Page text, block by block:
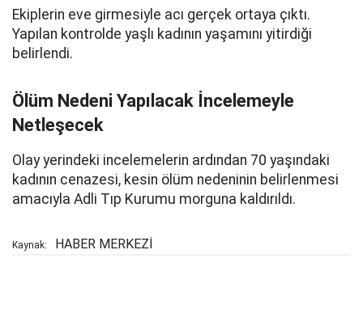
Ekiplerin eve girmesiyle acı gerçek ortaya çıktı.
Yapılan kontrolde yaşlı kadının yaşamını yitirdiği
belirlendi.
Ölüm Nedeni Yapılacak İncelemeyle
Netleşecek
Olay yerindeki incelemelerin ardından 70 yaşındaki
kadının cenazesi, kesin ölüm nedeninin belirlenmesi
amacıyla Adli Tıp Kurumu morguna kaldırıldı.
Kaynak: HABER MERKEZİ